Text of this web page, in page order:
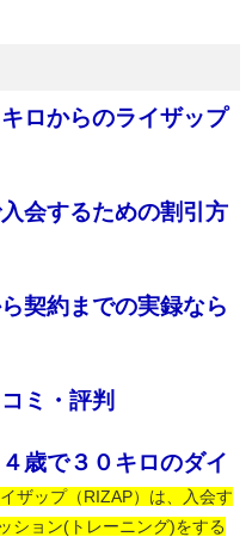
ロからのライザップ
会するための割引方
契約までの実録なら
ミ・評判
歳で３０キロのダイ
ザップ（RIZAP）は、入会す
ション(トレーニング)をする